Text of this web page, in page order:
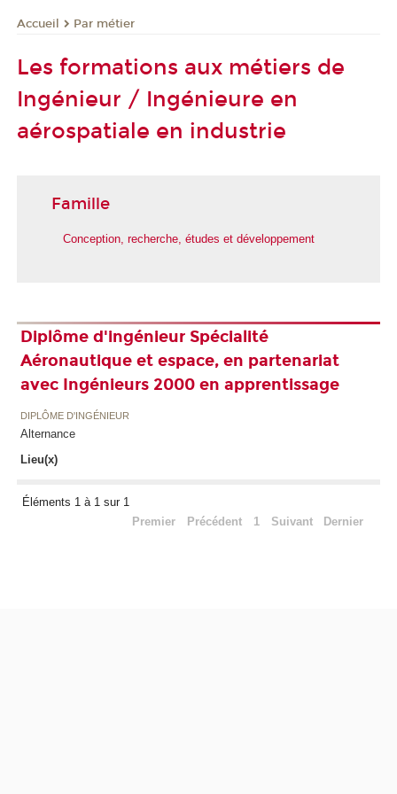
Accueil Par métier
Les formations aux métiers de
Ingénieur / Ingénieure en
aérospatiale en industrie
Famille
Conception, recherche, études et développement
Diplôme d'ingénieur Spécialité
Aéronautique et espace, en partenariat
avec Ingénieurs 2000 en apprentissage
DIPLÔME D'INGÉNIEUR
Alternance
Lieu(x)
Éléments 1 à 1 sur 1
Premier
Précédent 1 Suivant Dernier